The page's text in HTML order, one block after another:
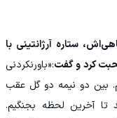
ستاره آرژانتینی با
کرد و گفت:«باورنکردنی
بین دو نیمه دو گل عقب
تا آخرین لحظه بجنگیم.